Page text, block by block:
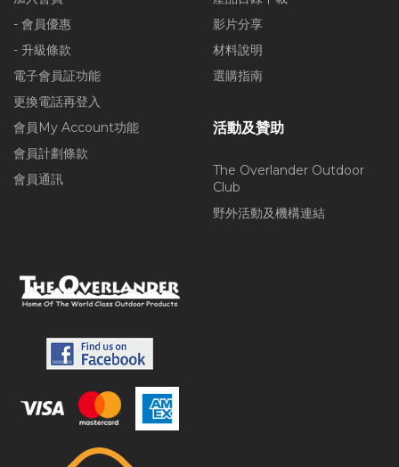
- 會員優惠
- 升級條款
電子會員証功能
更換電話再登入
會員My Account功能
會員計劃條款
會員通訊
影片分享
材料說明
選購指南
活動及贊助
The Overlander Outdoor
Club
野外活動及機構連結